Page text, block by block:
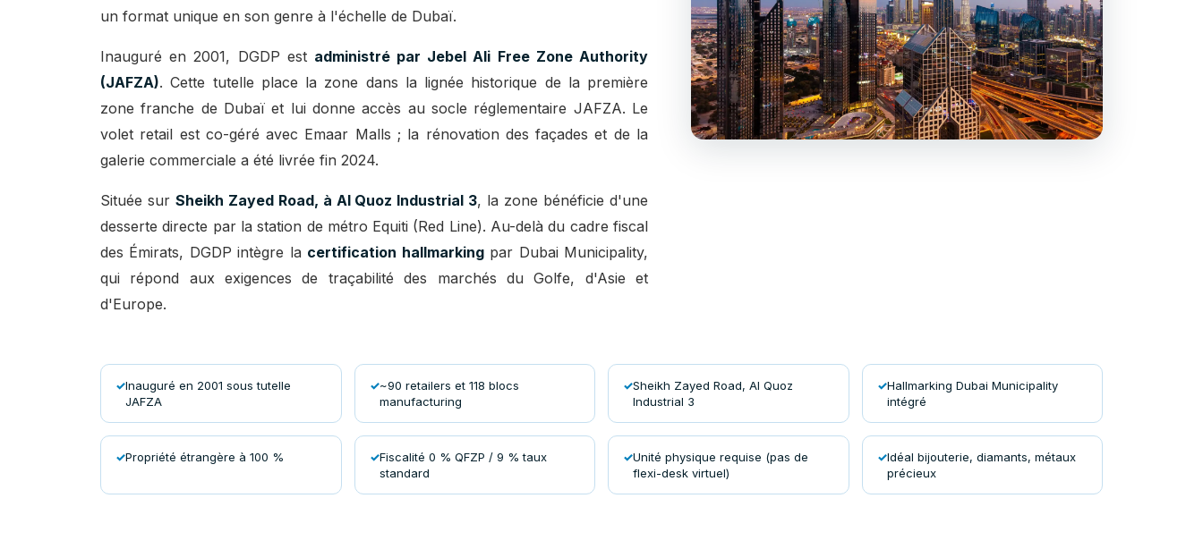
un format unique en son genre à l'échelle de Dubaï.
Inauguré en 2001, DGDP est administré par Jebel Ali Free Zone Authority
(JAFZA). Cette tutelle place la zone dans la lignée historique de la première
zone franche de Dubaï et lui donne accès au socle réglementaire JAFZA. Le
volet retail est co-géré avec Emaar Malls ; la rénovation des façades et de la
galerie commerciale a été livrée fin 2024.
Située sur Sheikh Zayed Road, à Al Quoz Industrial 3, la zone bénéficie d'une
desserte directe par la station de métro Equiti (Red Line). Au-delà du cadre fiscal
des Émirats, DGDP intègre la certification hallmarkingpar Dubai Municipality,
qui répond aux exigences de traçabilité des marchés du Golfe, d'Asie et
d'Europe.
Inauguré en 2001 sous tutelle
JAFZA
~90 retailers et 118 blocs
manufacturing
Sheikh Zayed Road, Al Quoz
Industrial 3
Hallmarking Dubai Municipality
intégré
Propriété étrangère à 100 %
Fiscalité 0 % QFZP / 9 % taux
standard
Unité physique requise (pas de
flexi-desk virtuel)
Idéal bijouterie, diamants, métaux
précieux